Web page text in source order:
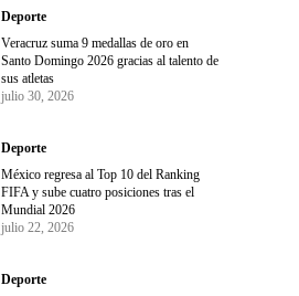
Deporte
Veracruz suma 9 medallas de oro en
Santo Domingo 2026 gracias al talento de
sus atletas
julio 30, 2026
Deporte
México regresa al Top 10 del Ranking
FIFA y sube cuatro posiciones tras el
Mundial 2026
julio 22, 2026
Deporte